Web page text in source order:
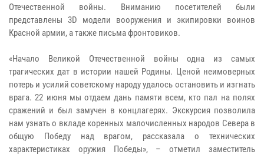
Отечественной войны. Вниманию посетителей были
представлены 3D модели вооружения и экипировки воинов
Красной армии, а также письма фронтовиков.
«Начало Великой Отечественной войны одна из самых
трагических дат в истории нашей Родины. Ценой неимоверных
потерь и усилий советскому народу удалось остановить и изгнать
врага. 22 июня мы отдаем дань памяти всем, кто пал на полях
сражений и был замучен в концлагерях. Экскурсия позволила
нам узнать о вкладе коренных малочисленных народов Севера в
общую Победу над врагом, рассказала о технических
характеристиках оружия Победы», – отметил заместитель